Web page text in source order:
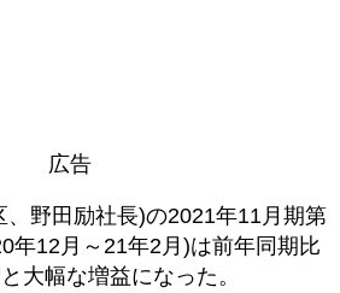
広告
、野田励社長)の2021年11月期第
年12月～21年2月)は前年同期比
大幅な増益になった。